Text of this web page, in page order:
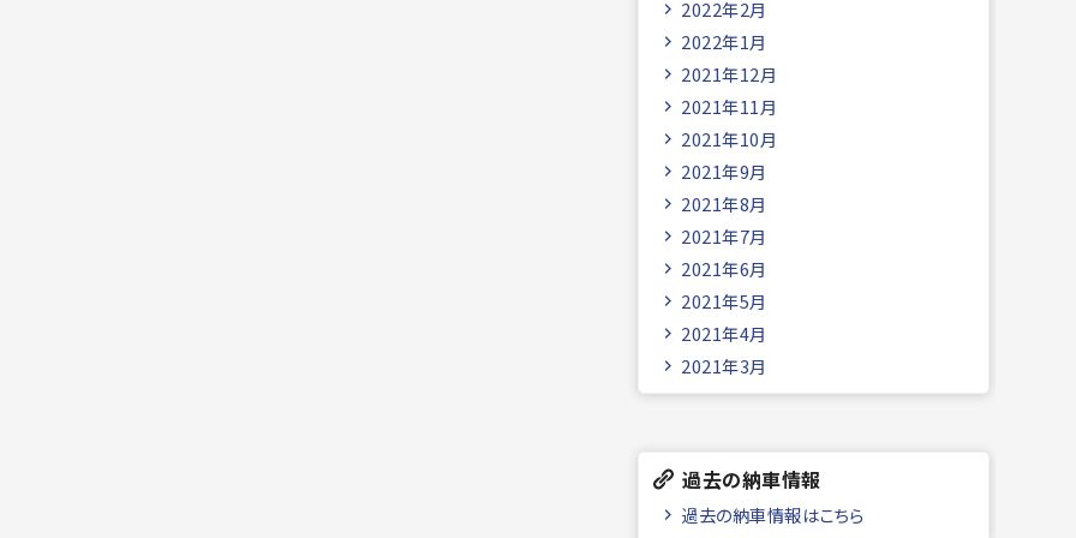
2022年2月
2022年1月
2021年12月
2021年11月
2021年10月
2021年9月
2021年8月
2021年7月
2021年6月
2021年5月
2021年4月
2021年3月
過去の納車情報
過去の納車情報はこちら